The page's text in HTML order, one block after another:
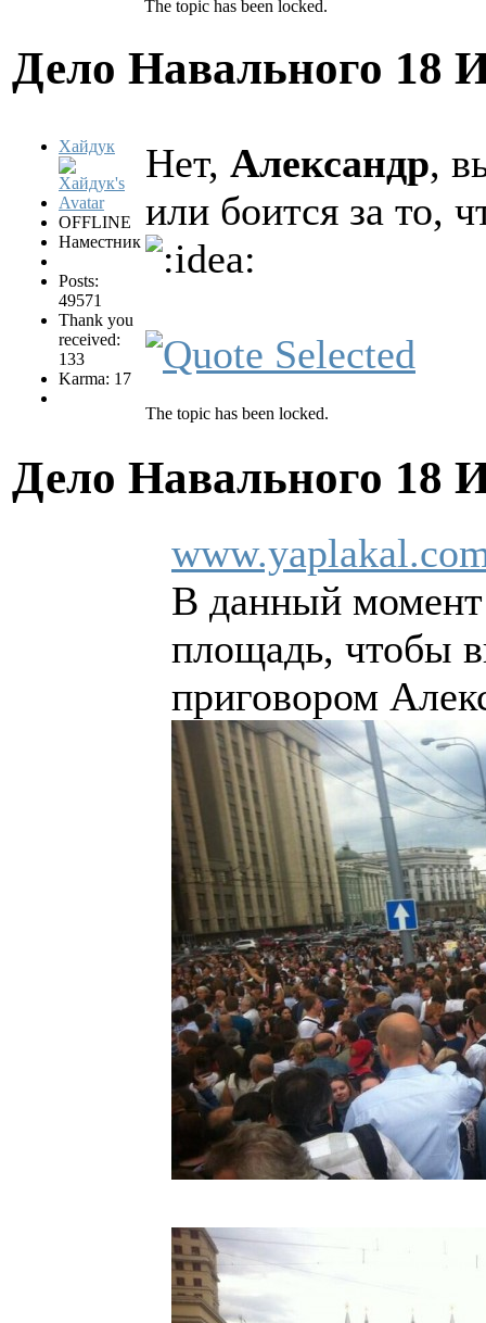
The topic has been locked.
Дело Навального 18
Хайдук
OFFLINE
Наместник
Posts:
49571
Thank you
received:
133
Karma: 17
Нет, Александр,
или боится за то,
The topic has been locked.
Дело Навального 18
В данный
площадь, чтобы
приговором